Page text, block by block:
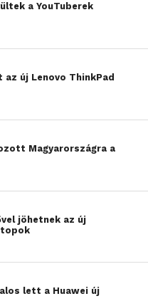
a YouTuberek
az új Lenovo ThinkPad
Magyarországra a
jöhetnek az új
lett a Huawei új